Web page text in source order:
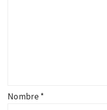
Nombre*